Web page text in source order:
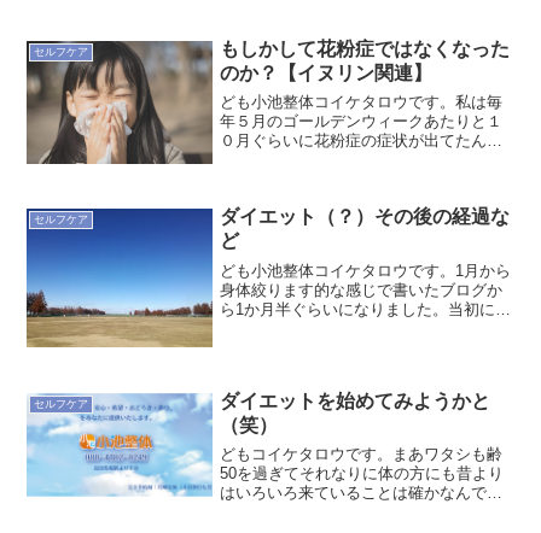
セルフケア
もしかして花粉症ではなくなった
のか？【イヌリン関連】
ども小池整体コイケタロウです。私は毎
年５月のゴールデンウィークあたりと１
０月ぐらいに花粉症の症状が出てたんで
が、目のかゆみ・のどのかゆみ...
セルフケア
ダイエット（？）その後の経過な
ど
ども小池整体コイケタロウです。1月から
身体絞ります的な感じで書いたブログか
ら1か月半ぐらいになりました。当初に自
セルフケア
ダイエットを始めてみようかと
（笑）
どもコイケタロウです。まあワタシも齢
50を過ぎてそれなりに体の方にも昔より
はいろいろ来ていることは確かなんです